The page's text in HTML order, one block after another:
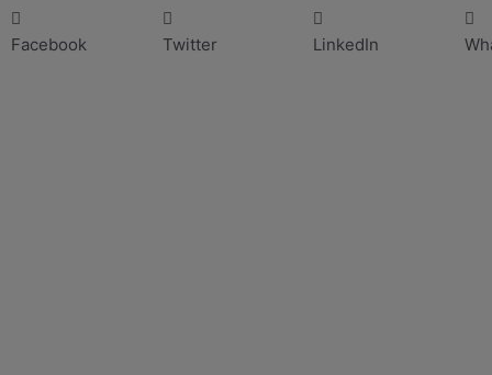
Facebook Twitter LinkedIn